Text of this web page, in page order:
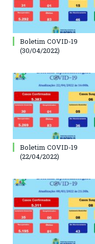
Boletim COVID-19
(30/04/2022)
Boletim COVID-19
(22/04/2022)